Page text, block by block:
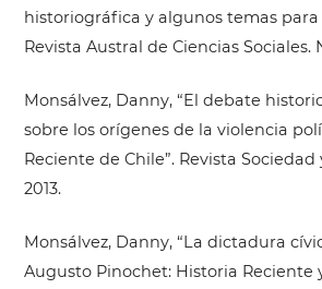
historiográfica y algunos temas para
Revista Austral de Ciencias Sociales.
Monsálvez, Danny, “El debate
sobre los orígenes de la violencia
Reciente de Chile”. Revista Sociedad
2013.
Monsálvez, Danny, “La dictadura
Augusto Pinochet: Historia Reciente